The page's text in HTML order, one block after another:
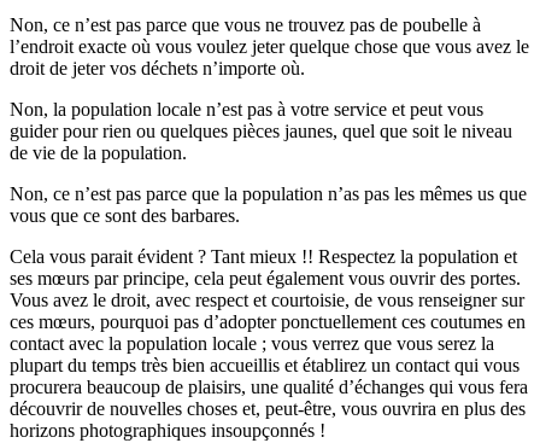
Non, ce n’est pas parce que vous ne trouvez pas de poubelle à
l’endroit exacte où vous voulez jeter quelque chose que vous avez le
droit de jeter vos déchets n’importe où.
Non, la population locale n’est pas à votre service et peut vous
guider pour rien ou quelques pièces jaunes, quel que soit le niveau
de vie de la population.
Non, ce n’est pas parce que la population n’as pas les mêmes us que
vous que ce sont des barbares.
Cela vous parait évident ? Tant mieux !! Respectez la population et
ses mœurs par principe, cela peut également vous ouvrir des portes.
Vous avez le droit, avec respect et courtoisie, de vous renseigner sur
ces mœurs, pourquoi pas d’adopter ponctuellement ces coutumes en
contact avec la population locale ; vous verrez que vous serez la
plupart du temps très bien accueillis et établirez un contact qui vous
procurera beaucoup de plaisirs, une qualité d’échanges qui vous fera
découvrir de nouvelles choses et, peut-être, vous ouvrira en plus des
horizons photographiques insoupçonnés !